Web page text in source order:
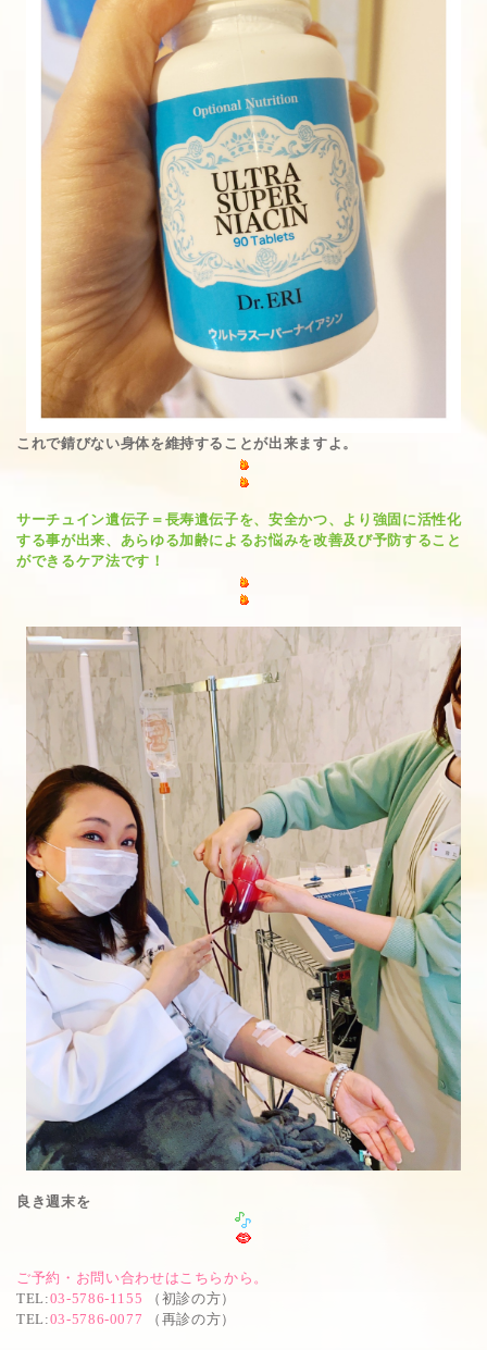
これで錆びない身体を維持することが出来ますよ。
サーチュイン遺伝子＝長寿遺伝子を、安全かつ、より強固に活性化
する事が出来、あらゆる加齢によるお悩みを改善及び予防すること
ができるケア法です！
良き週末を
ご予約・お問い合わせはこちらから。
TEL :03-5786-1155 （初診の方）
TEL :03-5786-0077 （再診の方）